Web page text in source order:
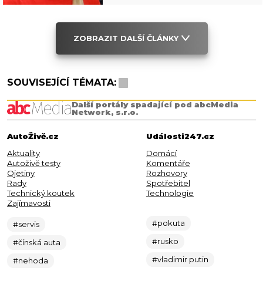
ZOBRAZIT DALŠÍ ČLÁNKY
SOUVISEJÍCÍ TÉMATA:
Další portály spadající pod abcMedia
Network, s.r.o.
AutoŽivě.cz
Aktuality
Autoživě testy
Ojetiny
Rady
Technický koutek
Zajímavosti
#servis
#čínská auta
#nehoda
Události247.cz
Domácí
Komentáře
Rozhovory
Spotřebitel
Technologie
#pokuta
#rusko
#vladimir putin